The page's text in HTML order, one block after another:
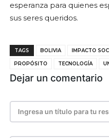
esperanza para quienes
sus seres queridos.
TAGS BOLIVIA IMPACTO
PROPÓSITO TECNOLOGÍA
Dejar un comentario